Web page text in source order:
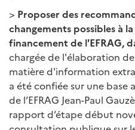
> Proposer des
changements possibles à
financement de l'EFRAG,
chargée de l'élaboration
matière d'information
a été confiée sur une base
de l’EFRAG Jean-Paul
rapport d’étape début